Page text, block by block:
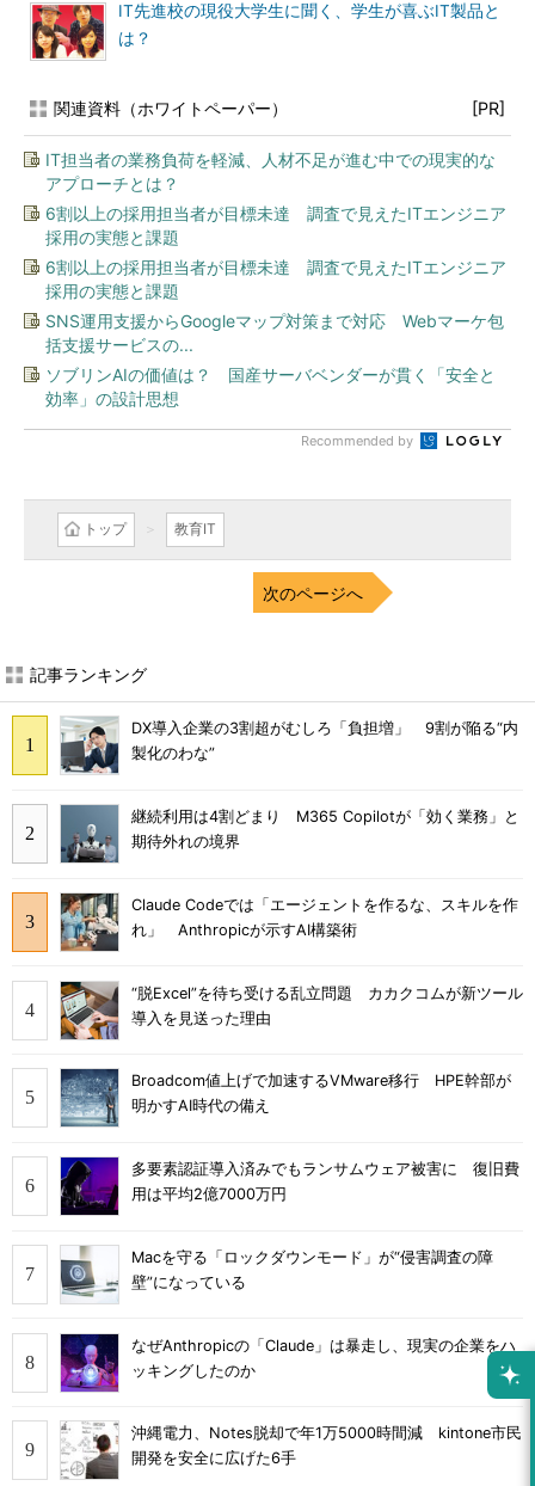
IT先進校の現役大学生に聞く、学生が喜ぶIT製品と
は？
関連資料（ホワイトペーパー） [PR]
IT担当者の業務負荷を軽減、人材不足が進む中での現実的な
アプローチとは？
6割以上の採用担当者が目標未達 調査で見えたITエンジニア
採用の実態と課題
6割以上の採用担当者が目標未達 調査で見えたITエンジニア
採用の実態と課題
SNS運用支援からGoogleマップ対策まで対応 Webマーケ包
括支援サービスの...
ソブリンAIの価値は？ 国産サーバベンダーが貫く「安全と
効率」の設計思想
Recommended by
トップ 教育IT
次のページへ
記事ランキング
DX導入企業の3割超がむしろ「負担増」 9割が陥る“内
製化のわな”
継続利用は4割どまり M365 Copilotが「効く業務」と
期待外れの境界
Claude Codeでは「エージェントを作るな、スキルを作
れ」 Anthropicが示すAI構築術
“脱Excel”を待ち受ける乱立問題 カカクコムが新ツール
導入を見送った理由
Broadcom値上げで加速するVMware移行 HPE幹部が
明かすAI時代の備え
多要素認証導入済みでもランサムウェア被害に 復旧費
用は平均2億7000万円
Macを守る「ロックダウンモード」が“侵害調査の障
壁”になっている
なぜAnthropicの「Claude」は暴走し、現実の企業をハ
ッキングしたのか
沖縄電力、Notes脱却で年1万5000時間減 kintone市民
開発を安全に広げた6手